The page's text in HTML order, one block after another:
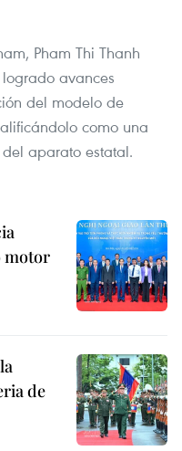
Pham Thi Thanh
avances
del modelo de
como una
aparato estatal.
motor
de